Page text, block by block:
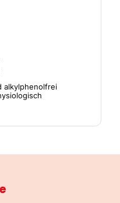
alkylphenolfrei